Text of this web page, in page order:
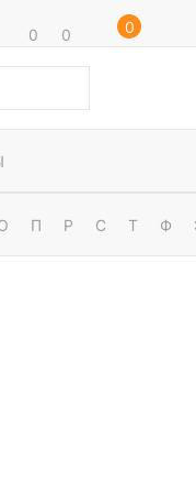
0 0 0
П Р С Т Ф